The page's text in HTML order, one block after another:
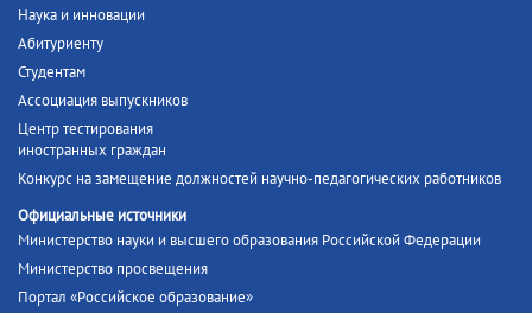
Наука и инновации
Абитуриенту
Студентам
Ассоциация выпускников
Центр тестирования
иностранных граждан
Конкурс на замещение должностей научно-педагогических работников
Официальные источники
Министерство науки и высшего образования Российской Федерации
Министерство просвещения
Портал «Российское образование»